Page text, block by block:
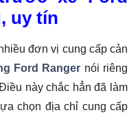
uy tín
đơn vị cung cấp cản
Ford Ranger nói riêng
này chắc hẳn đã làm
chọn địa chỉ cung cấp